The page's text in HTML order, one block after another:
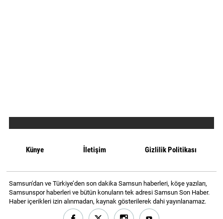
Künye İletişim Gizlilik Politikası
Samsun'dan ve Türkiye’den son dakika Samsun haberleri, köşe yazıları,
Samsunspor haberleri ve bütün konuların tek adresi Samsun Son Haber.
Haber içerikleri izin alınmadan, kaynak gösterilerek dahi yayınlanamaz.